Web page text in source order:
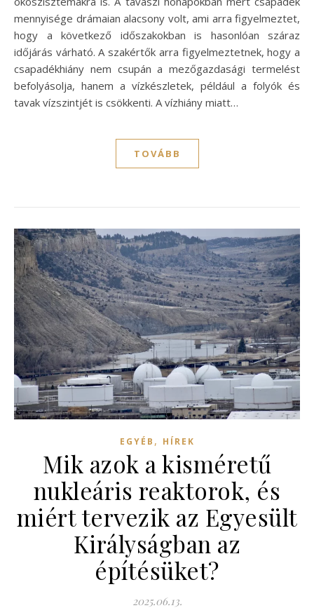
mennyisége drámaian alacsony volt, ami arra figyelmeztet,
hogy a következő időszakokban is hasonlóan száraz
időjárás várható. A szakértők arra figyelmeztetnek, hogy a
csapadékhiány nem csupán a mezőgazdasági termelést
befolyásolja, hanem a vízkészletek, például a folyók és
tavak vízszintjét is csökkenti. A vízhiány miatt…
TOVÁBB
EGYÉB , HÍREK
Mik azok a kisméretű
nukleáris reaktorok, és
miért tervezik az Egyesült
Királyságban az
építésüket?
2025.06.13.